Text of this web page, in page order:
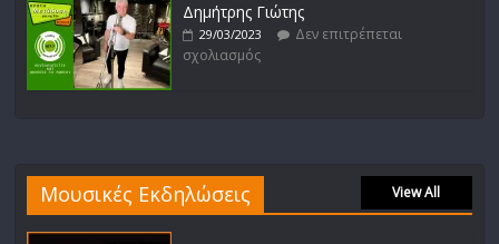
Δημήτρης Γιώτης
29/03/2023
Δεν επιτρέπεται
σχολιασμός
Μουσικές Εκδηλώσεις View All